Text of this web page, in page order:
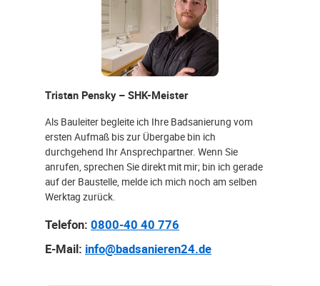
Tristan Pensky – SHK-Meister
Als Bauleiter begleite ich Ihre Badsanierung vom
ersten Aufmaß bis zur Übergabe bin ich
durchgehend Ihr Ansprechpartner. Wenn Sie
anrufen, sprechen Sie direkt mit mir; bin ich gerade
auf der Baustelle, melde ich mich noch am selben
Werktag zurück.
Telefon: 0800-40 40 776
E-Mail: info@badsanieren24.de